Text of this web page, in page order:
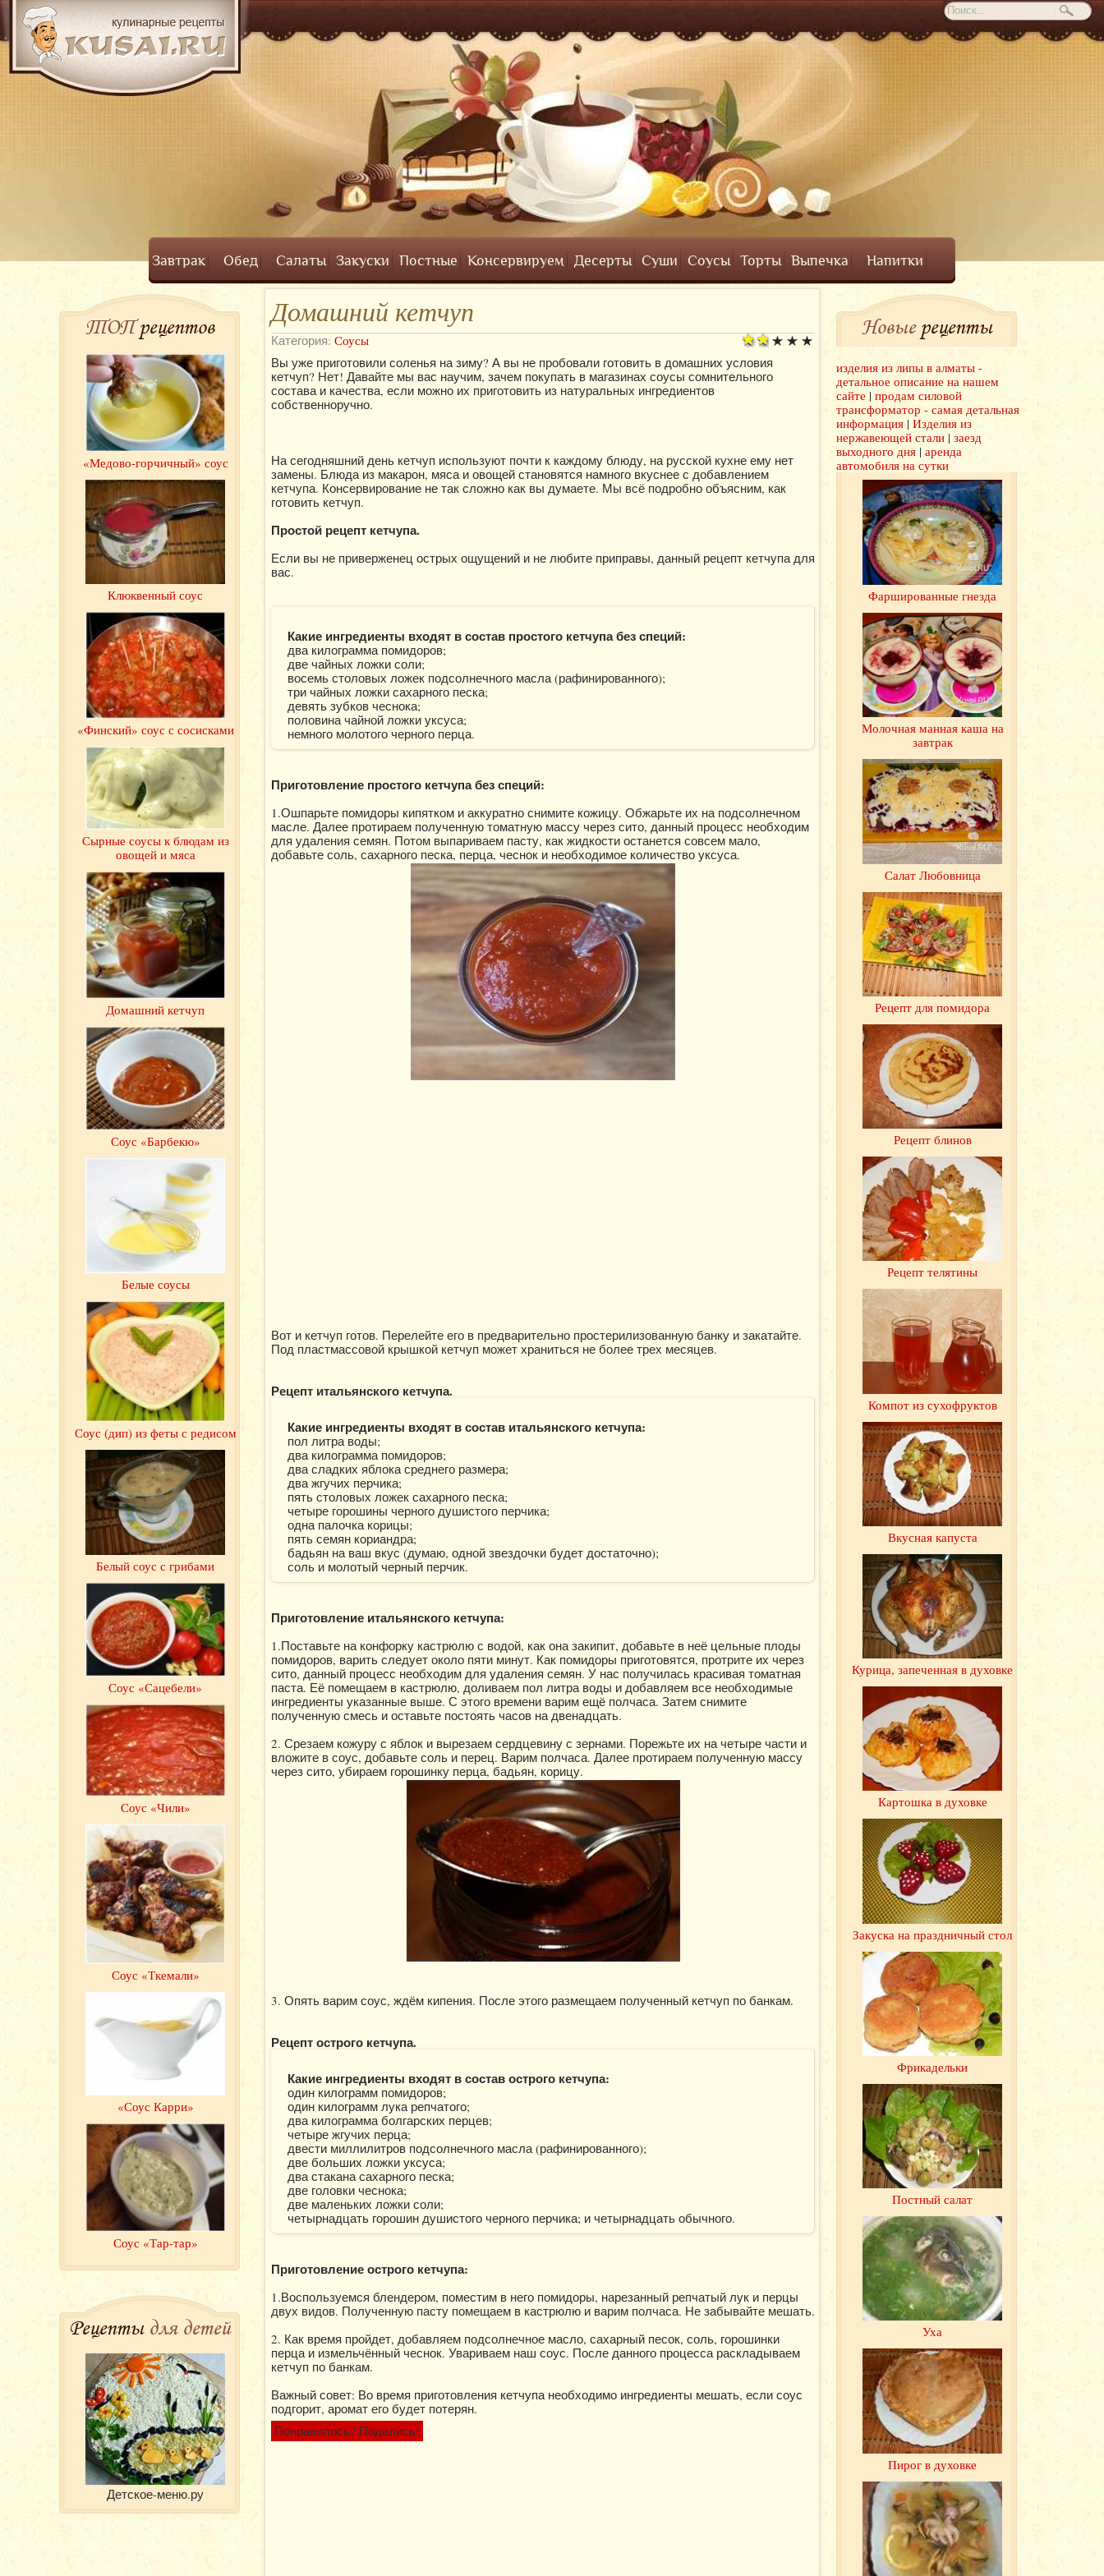
Завтрак Обед Салаты Закуски Постные Консервируем Десерты Суши Соусы Торты Выпечка Напитки
Домашний кетчуп
Категория: Соусы
Вы уже приготовили соленья на зиму? А вы не пробовали готовить в домашних условия
кетчуп? Нет! Давайте мы вас научим, зачем покупать в магазинах соусы сомнительного
состава и качества, если можно их приготовить из натуральных ингредиентов
собственноручно.
На сегодняшний день кетчуп используют почти к каждому блюду, на русской кухне ему нет
замены. Блюда из макарон, мяса и овощей становятся намного вкуснее с добавлением
кетчупа. Консервирование не так сложно как вы думаете. Мы всё подробно объясним, как
готовить кетчуп.
Простой рецепт кетчупа.
Если вы не приверженец острых ощущений и не любите приправы, данный рецепт кетчупа для
вас.
Какие ингредиенты входят в состав простого кетчупа без специй:
два килограмма помидоров;
две чайных ложки соли;
восемь столовых ложек подсолнечного масла (рафинированного);
три чайных ложки сахарного песка;
девять зубков чеснока;
половина чайной ложки уксуса;
немного молотого черного перца.
Приготовление простого кетчупа без специй:
1.Ошпарьте помидоры кипятком и аккуратно снимите кожицу. Обжарьте их на подсолнечном
масле. Далее протираем полученную томатную массу через сито, данный процесс необходим
для удаления семян. Потом выпариваем пасту, как жидкости останется совсем мало,
добавьте соль, сахарного песка, перца, чеснок и необходимое количество уксуса.
Вот и кетчуп готов. Перелейте его в предварительно простерилизованную банку и закатайте.
Под пластмассовой крышкой кетчуп может храниться не более трех месяцев.
Рецепт итальянского кетчупа.
Какие ингредиенты входят в состав итальянского кетчупа:
пол литра воды;
два килограмма помидоров;
два сладких яблока среднего размера;
два жгучих перчика;
пять столовых ложек сахарного песка;
четыре горошины черного душистого перчика;
одна палочка корицы;
пять семян кориандра;
бадьян на ваш вкус (думаю, одной звездочки будет достаточно);
соль и молотый черный перчик.
Приготовление итальянского кетчупа:
1.Поставьте на конфорку кастрюлю с водой, как она закипит, добавьте в неё цельные плоды
помидоров, варить следует около пяти минут. Как помидоры приготовятся, протрите их через
сито, данный процесс необходим для удаления семян. У нас получилась красивая томатная
паста. Её помещаем в кастрюлю, доливаем пол литра воды и добавляем все необходимые
ингредиенты указанные выше. С этого времени варим ещё полчаса. Затем снимите
полученную смесь и оставьте постоять часов на двенадцать.
2. Срезаем кожуру с яблок и вырезаем сердцевину с зернами. Порежьте их на четыре части и
вложите в соус, добавьте соль и перец. Варим полчаса. Далее протираем полученную массу
через сито, убираем горошинку перца, бадьян, корицу.
3. Опять варим соус, ждём кипения. После этого размещаем полученный кетчуп по банкам.
Рецепт острого кетчупа.
Какие ингредиенты входят в состав острого кетчупа:
один килограмм помидоров;
один килограмм лука репчатого;
два килограмма болгарских перцев;
четыре жгучих перца;
двести миллилитров подсолнечного масла (рафинированного);
две больших ложки уксуса;
два стакана сахарного песка;
две головки чеснока;
две маленьких ложки соли;
четырнадцать горошин душистого черного перчика; и четырнадцать обычного.
Приготовление острого кетчупа:
1.Воспользуемся блендером, поместим в него помидоры, нарезанный репчатый лук и перцы
двух видов. Полученную пасту помещаем в кастрюлю и варим полчаса. Не забывайте мешать.
2. Как время пройдет, добавляем подсолнечное масло, сахарный песок, соль, горошинки
перца и измельчённый чеснок. Увариваем наш соус. После данного процесса раскладываем
кетчуп по банкам.
Важный совет: Во время приготовления кетчупа необходимо ингредиенты мешать, если соус
подгорит, аромат его будет потерян.
Понравилось? Поделись!
ТОПрецептов
«Медово-горчичный» соус
Клюквенный соус
«Финский» соус с сосисками
Сырные соусы к блюдам из
овощей и мяса
Домашний кетчуп
Соус «Барбекю»
Белые соусы
Соус (дип) из феты с редисом
Белый соус с грибами
Соус «Сацебели»
Соус «Чили»
Соус «Ткемали»
«Соус Карри»
Соус «Тар-тар»
Рецепты для детей
Детское-меню.ру
Новыерецепты
изделия из липы в алматы -
детальное описание на нашем
сайте | продам силовой
трансформатор - самая детальная
информация | Изделия из
нержавеющей стали | заезд
выходного дня | аренда
автомобиля на сутки
Фаршированные гнезда
Молочная манная каша на
завтрак
Салат Любовница
Рецепт для помидора
Рецепт блинов
Рецепт телятины
Компот из сухофруктов
Вкусная капуста
Курица, запеченная в духовке
Картошка в духовке
Закуска на праздничный стол
Фрикадельки
Постный салат
Уха
Пирог в духовке